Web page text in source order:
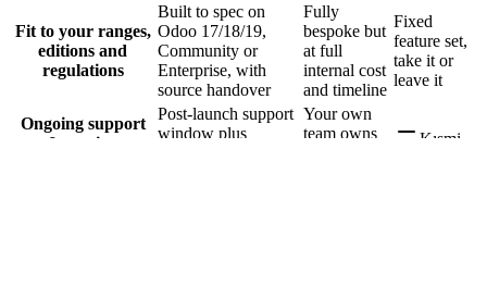
Fit to your ranges,
editions and
regulations
Built to spec on
Odoo 17/18/19,
Community or
Enterprise, with
source handover
Fully
bespoke but
at full
internal cost
and timeline
Fixed
feature set,
take it or
leave it
Ongoing support
& version
Post-launch support
window plus
Your own
team owns
Kısmi